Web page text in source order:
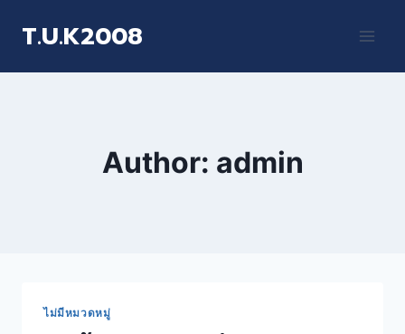
T.U.K2008
Author: admin
ไม่มีหมวดหมู่